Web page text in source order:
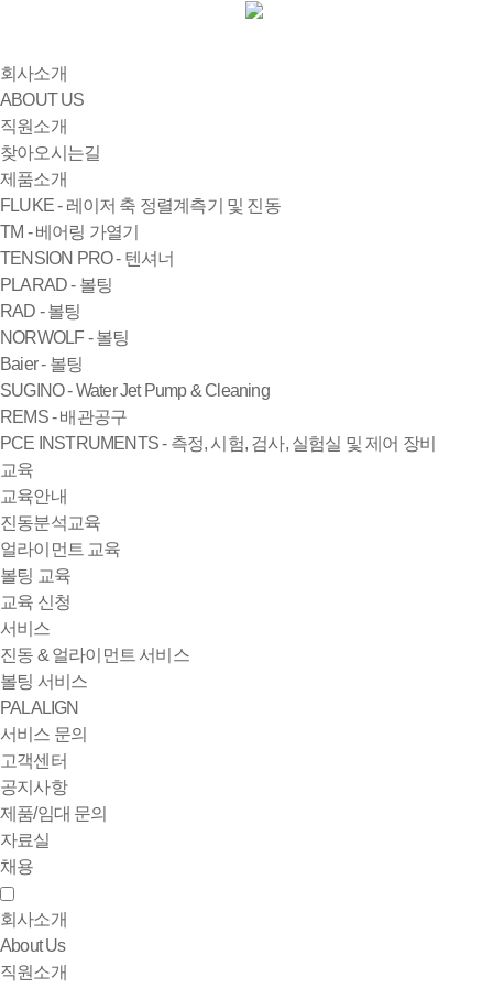
회사소개
ABOUT US
직원소개
찾아오시는길
제품소개
FLUKE - 레이저 축 정렬계측기 및 진동
TM - 베어링 가열기
TENSION PRO - 텐셔너
PLARAD - 볼팅
RAD - 볼팅
NORWOLF - 볼팅
Baier - 볼팅
SUGINO - Water Jet Pump & Cleaning
REMS - 배관공구
PCE INSTRUMENTS - 측정, 시험, 검사, 실험실 및 제어 장비
교육
교육안내
진동분석교육
얼라이먼트 교육
볼팅 교육
교육 신청
서비스
진동 & 얼라이먼트 서비스
볼팅 서비스
PALALIGN
서비스 문의
고객센터
공지사항
제품/임대 문의
자료실
채용
회사소개
About Us
직원소개